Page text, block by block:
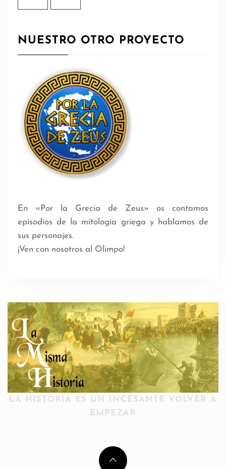
NUESTRO OTRO PROYECTO
En «Por la Grecia de Zeus» os contamos
episodios de la mitología griega y hablamos de
sus personajes.
¡Ven con nosotros al Olimpo!
LA HISTORIA ES UN INCESANTE VOLVER A
EMPEZAR